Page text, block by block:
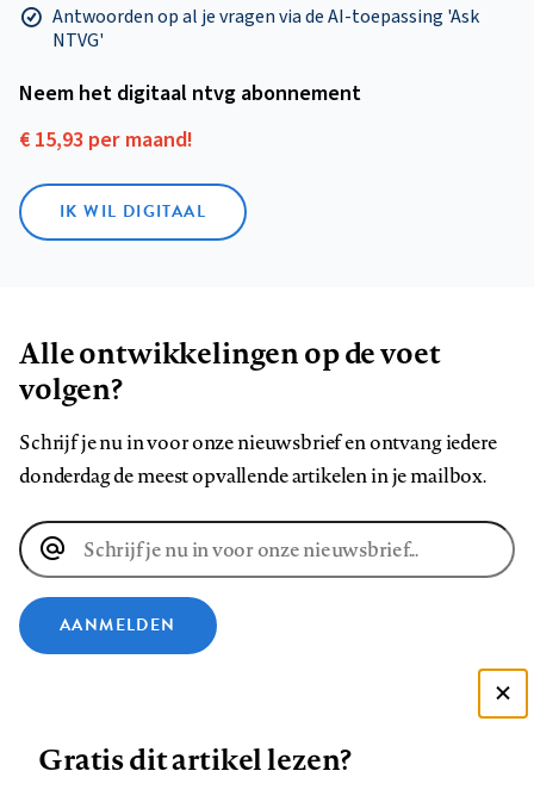
Antwoorden op al je vragen via de AI-toepassing 'Ask
NTVG'
Neem het digitaal ntvg abonnement
€ 15,93 per maand!
IK WIL DIGITAAL
Alle ontwikkelingen op de voet
volgen?
Schrijf je nu in voor onze nieuwsbrief en ontvang iedere
donderdag de meest opvallende artikelen in je mailbox.
E-
mailadres
AANMELDEN
Gratis dit artikel lezen?
Zie onze cookie policy